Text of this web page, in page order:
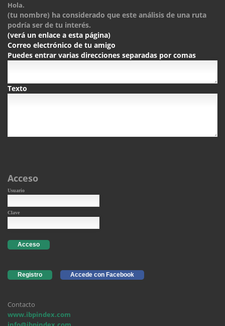
Hola.
(tu nombre) ha considerado que este análisis de una ruta
podría ser de tu interés.
(verá un enlace a esta página)
Correo electrónico de tu amigo
Puedes entrar varias direcciones separadas por comas
Texto
Acceso
Usuario
Clave
Acceso
Registro Accede con Facebook
Contacto
www.ibpindex.com